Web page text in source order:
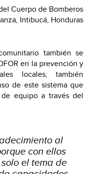
Cuerpo de Bomberos
Intibucá, Honduras
también se
en la prevención y
locales, también
de este sistema que
equipo a través del
al
con ellos
el tema de